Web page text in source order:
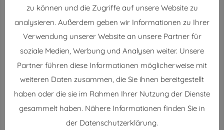
Wunderschöne Joybomb, wir widmen diese Folge
einem suuuuper kraftvollen und oft unterschätztem
Tool. Nämlich dem Mantra von Access
Consciousness®. ALLES IM LEBEN KOMMT ZU MIR MIT
LEICHTIGKEIT, FREUDE UND HERRLICHKEIT. Netter
Spruch oder pure Magie?…
WEITERLESEN #37
zu können und die Zugriffe auf unsere Website zu
analysieren. Außerdem geben wir Informationen zu Ihrer
Verwendung unserer Website an unsere Partner für
soziale Medien, Werbung und Analysen weiter. Unsere
Partner führen diese Informationen möglicherweise mit
weiteren Daten zusammen, die Sie ihnen bereitgestellt
haben oder die sie im Rahmen Ihrer Nutzung der Dienste
gesammelt haben. Nähere Informationen finden Sie in
der Datenschutzerklärung.